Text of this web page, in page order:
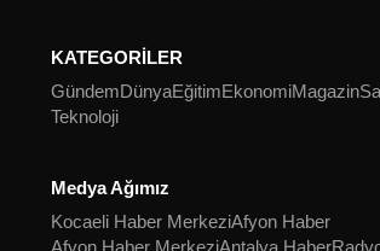
KATEGORİLER
GündemDünyaEğitimEkonomiMagazin
Teknoloji
Medya Ağımız
Kocaeli Haber MerkeziAfyon Haber
Afyon Haber MerkeziAntalya Haber